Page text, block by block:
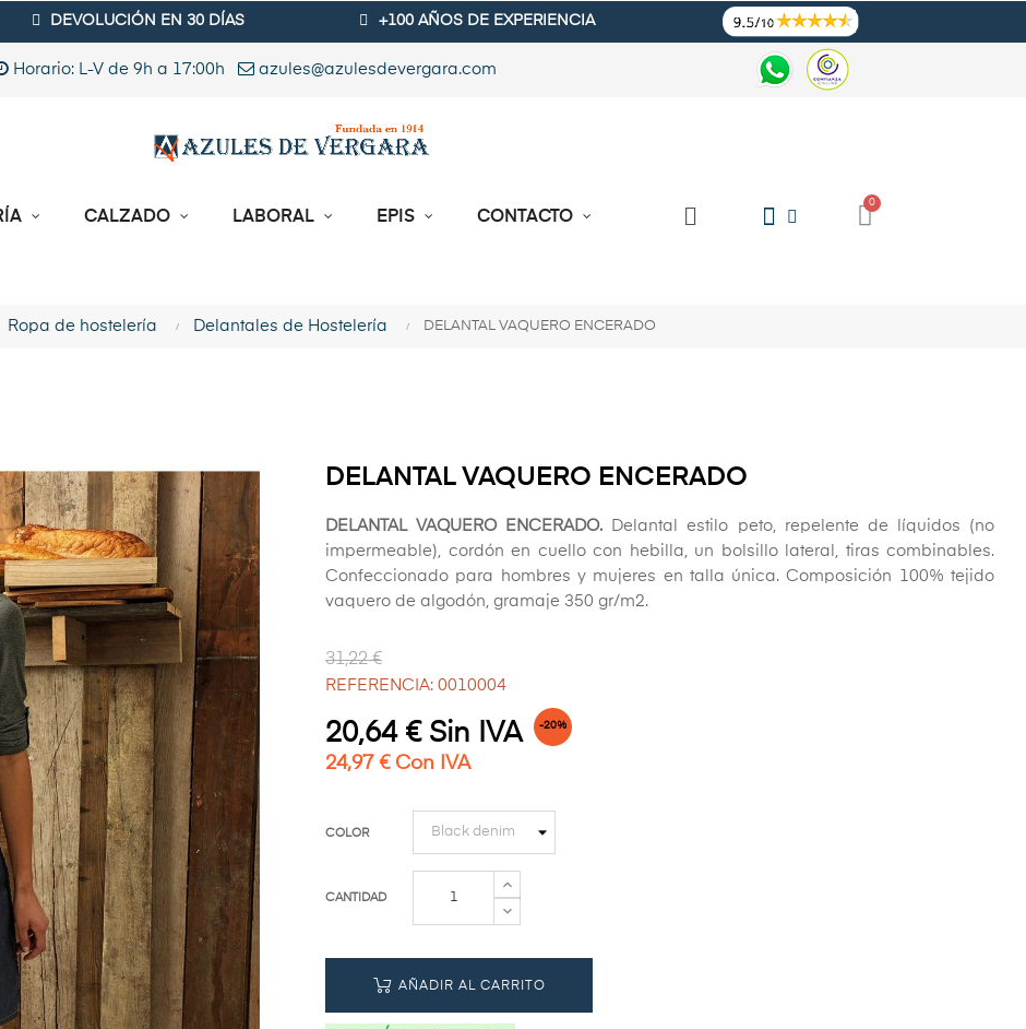
DEVOLUCIÓN EN 30 DÍAS +100 AÑOS DE EXPERIENCIA
Horario: L-V de 9h a 17:00h azules@azulesdevergara.com
CALZADO LABORAL EPIS CONTACTO
Ropa de hostelería Delantales de Hostelería DELANTAL VAQUERO ENCERADO
DELANTAL VAQUERO ENCERADO
DELANTAL VAQUERO ENCERADO.
Delantal estilo peto, repelente de líquidos (no
impermeable), cordón en cuello con hebilla, un bolsillo lateral, tiras combinables.
Confeccionado para hombres y mujeres en talla única. Composición 100% tejido
vaquero de algodón, gramaje 350 gr/m2.
31,22 €
REFERENCIA: 0010004
20,64 € Sin IVA -20%
24,97 € Con IVA
COLOR
CANTIDAD
AÑADIR AL CARRITO